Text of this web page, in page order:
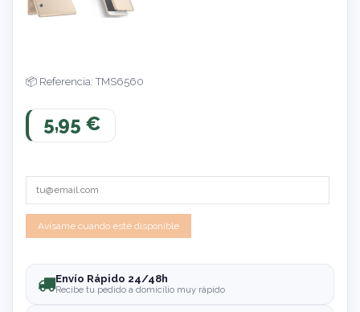
Referencia: TMS6560
5,95 €
Envío Rápido 24/48h
Recibe tu pedido a domicilio muy rápido